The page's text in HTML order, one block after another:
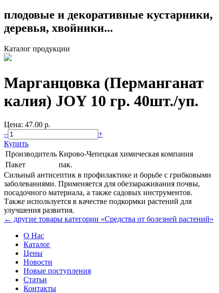
плодовые и декоративные кустарники,
деревья, хвойники...
Каталог продукции
Марганцовка (Перманганат
калия) JOY 10 гр. 40шт./уп.
Цена: 47.00 p.
–
+
Купить
Производитель Кирово-Чепецкая химическая компания
Пакет
пак.
Сильный антисептик в профилактике и борьбе с грибковыми
заболеваниями. Применяется для обеззараживания почвы,
посадочного материала, а также садовых инструментов.
Также используется в качестве подкормки растений для
улучшения развития.
← другие товары категории «Средства от болезней растений»
О Нас
Каталог
Цены
Новости
Новые поступления
Статьи
Контакты